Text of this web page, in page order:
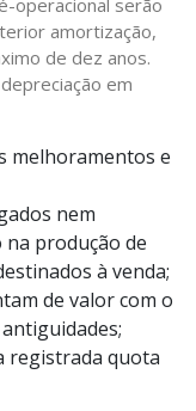
operacional serão
amortização,
de dez anos.
em
melhoramentos e
nem
produção de
à venda;
de valor com o
registrada quota